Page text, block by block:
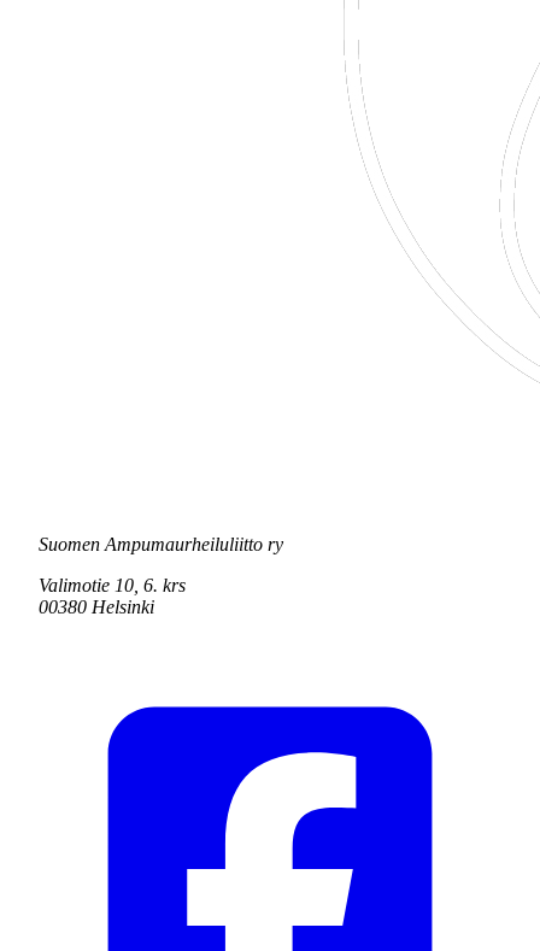
Suomen Ampumaurheiluliitto ry
Valimotie 10, 6. krs
00380 Helsinki